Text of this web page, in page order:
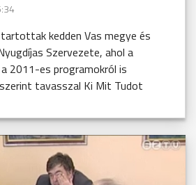
kedden Vas megye és
Szervezete, ahol a
2011-es programokról is
tavasszal Ki Mit Tudot